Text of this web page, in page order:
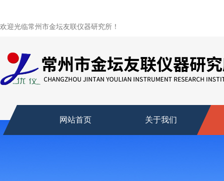
欢迎光临常州市金坛友联仪器研究所！
网站首页 关于我们